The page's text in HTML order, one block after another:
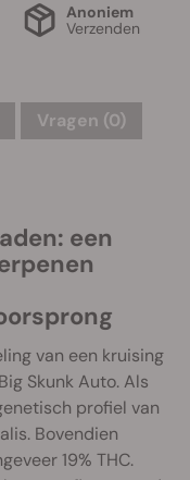
Anoniem
Verzenden
Vragen (0)
een
van een kruising
Skunk Auto. Als
profiel van
Bovendien
19% THC.